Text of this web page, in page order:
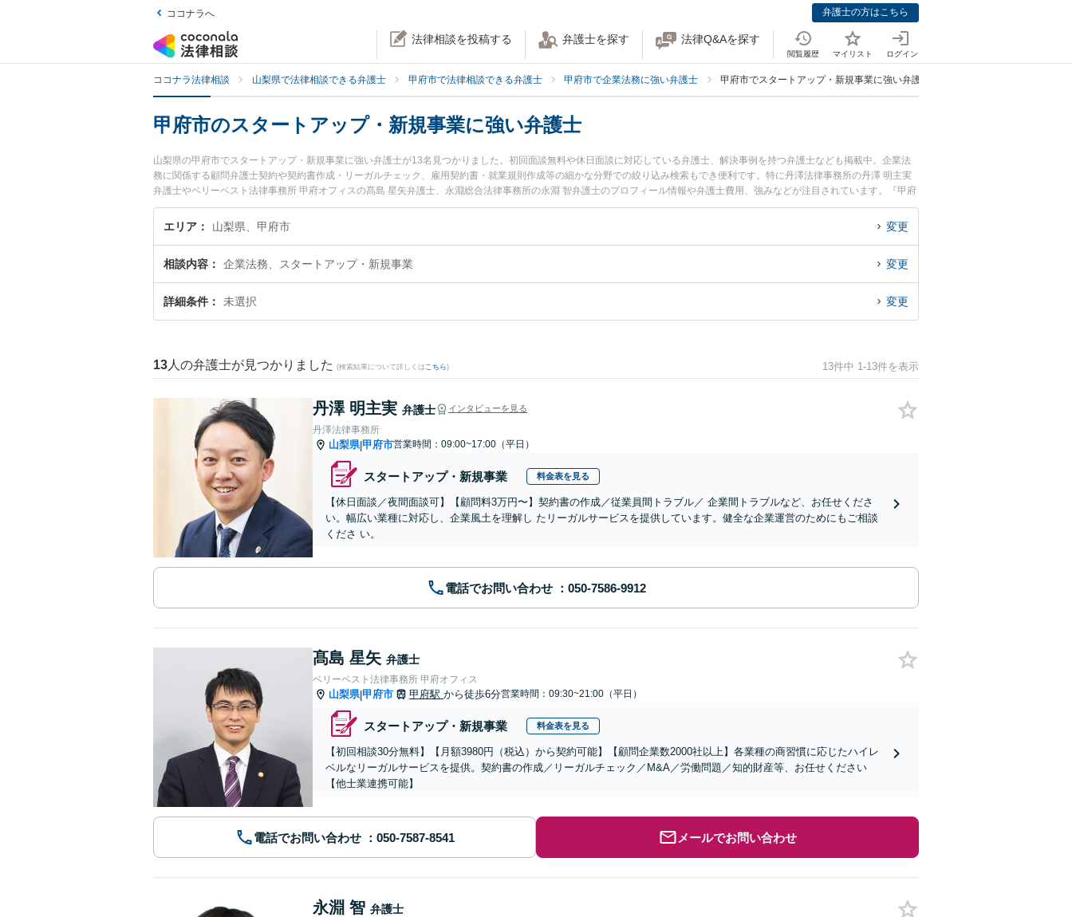
ココナラへ 弁護士の方はこちら
法律相談を投稿する 弁護士を探す 法律Q&Aを探す
閲覧履歴 マイリスト ログイン
ココナラ法律相談 山梨県で法律相談できる弁護士 甲府市で法律相談できる弁護士 甲府市で企業法務に強い弁護士 甲府市でスタートアップ・新規事業に強い弁護士
甲府市のスタートアップ・新規事業に強い弁護士
山梨県の甲府市でスタートアップ・新規事業に強い弁護士が13名見つかりました。初回面談無料や休日面談に対応している弁護士、解決事例を持つ弁護士なども掲載中。企業法
務に関係する顧問弁護士契約や契約書作成・リーガルチェック、雇用契約書・就業規則作成等の細かな分野での絞り込み検索もでき便利です。特に丹澤法律事務所の丹澤 明主実
弁護士やベリーベスト法律事務所 甲府オフィスの髙島 星矢弁護士、永淵総合法律事務所の永淵 智弁護士のプロフィール情報や弁護士費用、強みなどが注目されています。『甲府
市で土日や夜間に発生したスタートアップ・新規事業のトラブルを今すぐに弁護士に相談したい』『スタートアップ・新規事業のトラブル解決の実績豊富な近くの弁護士を検索し
たい』『初回相談無料でスタートアップ・新規事業を法律相談できる甲府市内の弁護士に相談予約したい』などでお困りの相談者さんにおすすめです。
エリア 山梨県、甲府市 変更
相談内容 企業法務、スタートアップ・新規事業 変更
詳細条件 未選択 変更
13 人の弁護士が見つかりました (検索結果について詳しくは こちら) 13件中 1-13件を表示
丹澤 明主実 弁護士 インタビューを見る
丹澤法律事務所
山梨県|甲府市営業時間：09:00~17:00（平日）
スタートアップ・新規事業 料金表を見る
【休日面談／夜間面談可】【顧問料3万円〜】契約書の作成／従業員間トラブル／ 企業間トラブルなど、お任せくださ
い。幅広い業種に対応し、企業風土を理解し たリーガルサービスを提供しています。健全な企業運営のためにもご相談
くださ い。
電話でお問い合わせ
髙島 星矢 弁護士
ベリーベスト法律事務所 甲府オフィス
山梨県|甲府市 甲府駅 から徒歩6分営業時間：09:30~21:00（平日）
スタートアップ・新規事業 料金表を見る
【初回相談30分無料】【月額3980円（税込）から契約可能】【顧問企業数2000社以上】各業種の商習慣に応じたハイレ
ベルなリーガルサービスを提供。契約書の作成／リーガルチェック／M&A／労働問題／知的財産等、お任せください
【他士業連携可能】
電話でお問い合わせ メールでお問い合わせ
永淵 智 弁護士